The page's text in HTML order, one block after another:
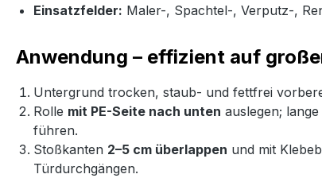
Einsatzfelder: Maler-, Spachtel-, Verputz-,
Anwendung – effizient auf
Untergrund trocken, staub- und fettfrei
Rolle mit PE-Seite nach unten auslegen;
führen.
Stoßkanten 2–5 cm überlappen und mit
Türdurchgängen.